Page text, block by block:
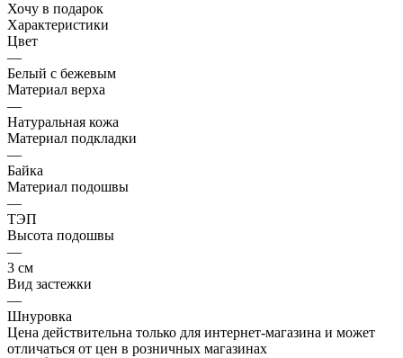
Хочу в подарок
Характеристики
Цвет
—
Белый с бежевым
Материал верха
—
Натуральная кожа
Материал подкладки
—
Байка
Материал подошвы
—
ТЭП
Высота подошвы
—
3 см
Вид застежки
—
Шнуровка
Цена действительна только для интернет-магазина и может
отличаться от цен в розничных магазинах